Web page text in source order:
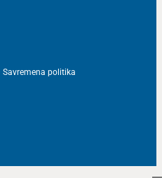
politika